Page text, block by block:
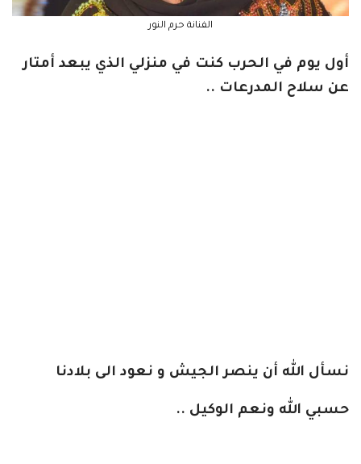
الفنانة حرم النور
أول يوم في الحرب كنت في منزلي الذي يبعد أمتار
عن سلاح المدرعات ..
نسأل الله أن ينصر الجيش و نعود الى بلادنا
حسبي الله ونعم الوكيل ..